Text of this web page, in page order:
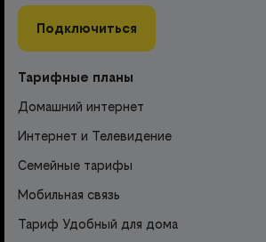
Подключиться
Тарифные планы
Домашний интернет
Интернет и Телевидение
Семейные тарифы
Мобильная связь
Тариф Удобный для дома